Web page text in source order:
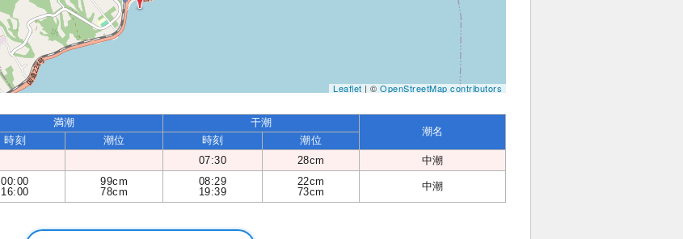
Leaflet| ©OpenStreetMap contributors
満潮 干潮
潮名
時刻 潮位 時刻
潮位
07:30 28cm 中潮
00:00
16:00
99cm
78cm
08:29
19:39
22cm
73cm
中潮